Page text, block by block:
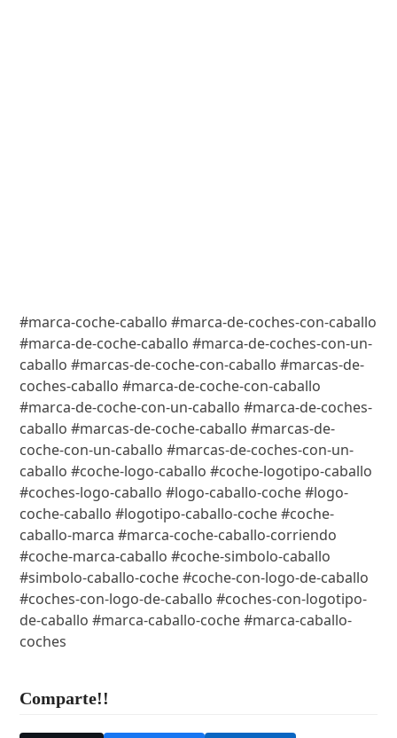
#marca-coche-caballo #marca-de-coches-con-caballo
#marca-de-coche-caballo #marca-de-coches-con-un-
caballo #marcas-de-coche-con-caballo #marcas-de-
coches-caballo #marca-de-coche-con-caballo
#marca-de-coche-con-un-caballo #marca-de-coches-
caballo #marcas-de-coche-caballo #marcas-de-
coche-con-un-caballo #marcas-de-coches-con-un-
caballo #coche-logo-caballo #coche-logotipo-caballo
#coches-logo-caballo #logo-caballo-coche #logo-
coche-caballo #logotipo-caballo-coche #coche-
caballo-marca #marca-coche-caballo-corriendo
#coche-marca-caballo #coche-simbolo-caballo
#simbolo-caballo-coche #coche-con-logo-de-caballo
#coches-con-logo-de-caballo #coches-con-logotipo-
de-caballo #marca-caballo-coche #marca-caballo-
coches
Comparte!!